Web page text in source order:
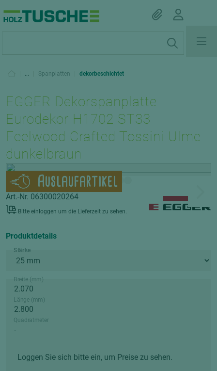
... Spanplatten dekorbeschichtet
EGGER Dekorspanplatte
Eurodekor H1702 ST33
Feelwood Crafted Tossini Ulme
dunkelbraun
Auslaufartikel
Art.-Nr. 06300020264
Bitte einloggen um die Lieferzeit zu sehen.
Produktdetails
Stärke
Breite (mm)
Länge (mm)
Quadratmeter
Loggen Sie sich bitte ein, um Preise zu sehen.